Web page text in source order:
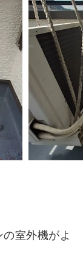
室外機がよ